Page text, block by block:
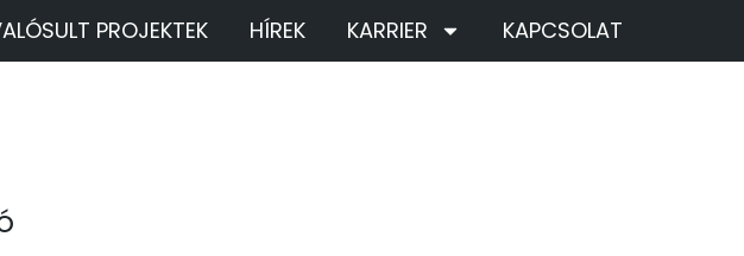
PROJEKTEK HÍREK KARRIER KAPCSOLAT